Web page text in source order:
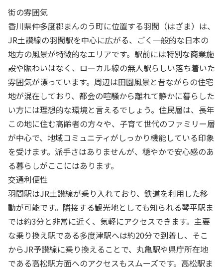
街の雰囲気
香川県仲多度郡まんのう町に位置する羽間（はざま）は、
JR土讃線の羽間駅を中心に広がる、ごく一般的な日本の
地方の風景が特徴的なエリアです。駅前には特別な商業施
設や賑わいはなく、ローカル線の無人駅らしい落ち着いた
雰囲気が漂っています。周辺は田園風景と昔ながらの住宅
地が混在しており、都会の喧騒から離れて静かに暮らした
い方には理想的な環境と言えるでしょう。住民層は、長年
この地に住む高齢者の方々や、子育て世代のファミリー層
が中心で、地域コミュニティがしっかり機能している印象
を受けます。派手さはありませんが、穏やかで安心感のあ
る暮らしがここにはあります。
交通利便性
羽間駅はJR土讃線が乗り入れており、鉄道を利用した移
動が可能です。隣接する観光地としても知られる琴平駅ま
では約3分と非常に近く、気軽にアクセスできます。主要
な乗り換え駅である多度津駅へは約20分で到着し、そこ
からJR予讃線に乗り換えることで、丸亀駅や県庁所在地
である高松駅方面へのアクセスもスムーズです。高松駅ま